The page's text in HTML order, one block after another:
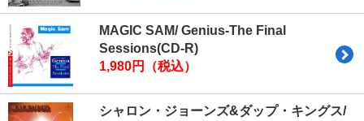
MAGIC SAM/ Genius-The Final
Sessions(CD-R)
1,980円（税込）
シャロン・ジョーンズ&ダップ・キングス/